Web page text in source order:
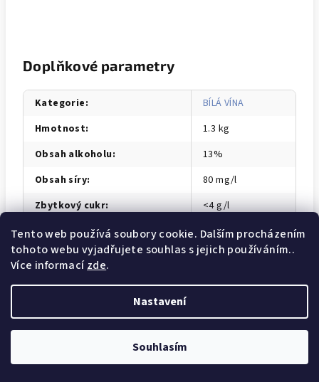
Tento web používá soubory cookie. Dalším procházením
tohoto webu vyjadřujete souhlas s jejich používáním..
Více informacízde.
Nastavení
Souhlasím
Doplňkové parametry
Kategorie:
BÍLÁ VÍNA
Hmotnost:
1.3 kg
Obsah alkoholu:
13%
Obsah síry:
80 mg/l
Zbytkový cukr: <4 g/l
Facebook Instagram Obchodní podmínky
Vytvořil Shoptet